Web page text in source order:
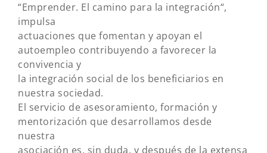
“Emprender. El camino para la integración“,
impulsa
actuaciones que fomentan y apoyan el
autoempleo contribuyendo a favorecer la
convivencia y
la integración social de los beneficiarios en
nuestra sociedad.
El servicio de asesoramiento, formación y
mentorización que desarrollamos desde
nuestra
asociación es, sin duda, y después de la extensa